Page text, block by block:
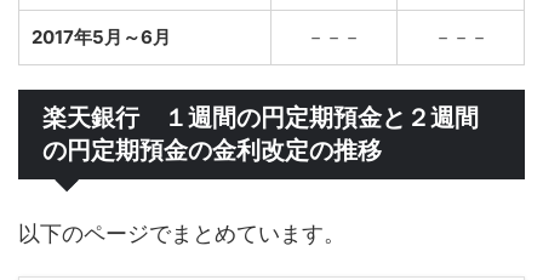
2017年5月～6月 －－－ －－－
楽天銀行 １週間の円定期預金と２週間
の円定期預金の金利改定の推移
以下のページでまとめています。